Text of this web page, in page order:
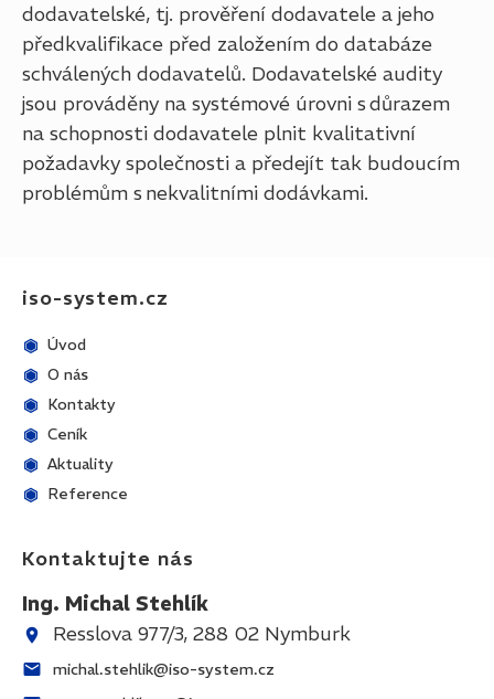
dodavatelské, tj. prověření dodavatele a jeho
předkvalifikace před založením do databáze
schválených dodavatelů. Dodavatelské audity
jsou prováděny na systémové úrovni s důrazem
na schopnosti dodavatele plnit kvalitativní
požadavky společnosti a předejít tak budoucím
problémům s nekvalitními dodávkami.
iso-system.cz
Úvod
O nás
Kontakty
Ceník
Aktuality
Reference
Kontaktujte nás
Ing. Michal Stehlík
Resslova 977/3, 288 02 Nymburk
michal.stehlik@iso-system.cz